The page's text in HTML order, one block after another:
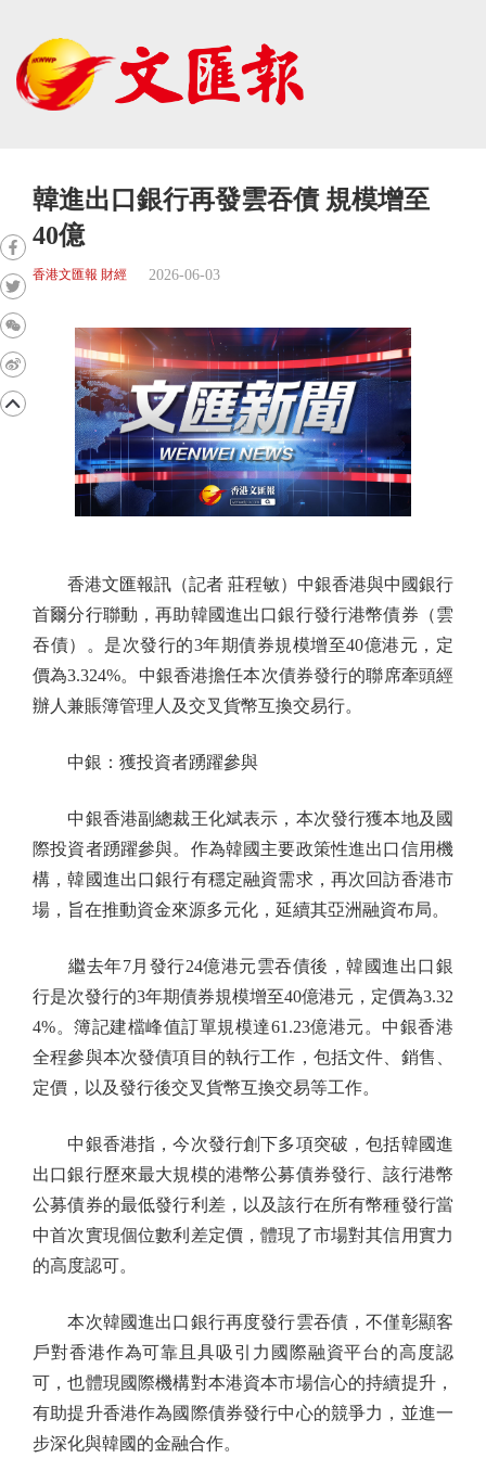
韓進出口銀行再發雲吞債 規模增至
40億
香港文匯報 財經 2026-06-03
香港文匯報訊（記者 莊程敏）中銀香港與中國銀行
首爾分行聯動，再助韓國進出口銀行發行港幣債券（雲
吞債）。是次發行的3年期債券規模增至40億港元，定
價為3.324%。中銀香港擔任本次債券發行的聯席牽頭經
辦人兼賬簿管理人及交叉貨幣互換交易行。
中銀：獲投資者踴躍參與
中銀香港副總裁王化斌表示，本次發行獲本地及國
際投資者踴躍參與。作為韓國主要政策性進出口信用機
構，韓國進出口銀行有穩定融資需求，再次回訪香港市
場，旨在推動資金來源多元化，延續其亞洲融資布局。
繼去年7月發行24億港元雲吞債後，韓國進出口銀
行是次發行的3年期債券規模增至40億港元，定價為3.32
4%。簿記建檔峰值訂單規模達61.23億港元。中銀香港
全程參與本次發債項目的執行工作，包括文件、銷售、
定價，以及發行後交叉貨幣互換交易等工作。
中銀香港指，今次發行創下多項突破，包括韓國進
出口銀行歷來最大規模的港幣公募債券發行、該行港幣
公募債券的最低發行利差，以及該行在所有幣種發行當
中首次實現個位數利差定價，體現了市場對其信用實力
的高度認可。
本次韓國進出口銀行再度發行雲吞債，不僅彰顯客
戶對香港作為可靠且具吸引力國際融資平台的高度認
可，也體現國際機構對本港資本市場信心的持續提升，
有助提升香港作為國際債券發行中心的競爭力，並進一
步深化與韓國的金融合作。